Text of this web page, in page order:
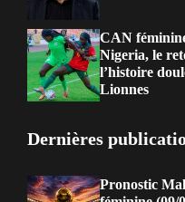
CAN
Nigeria, le
l’histoire
Lionnes
Dernières
Pronostic